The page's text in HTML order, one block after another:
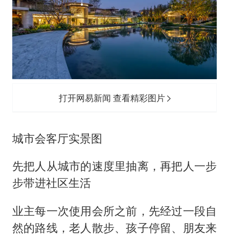
打开网易新闻 查看精彩图片
城市会客厅实景图
先把人从城市的速度里抽离，再把人一步
步带进社区生活
业主每一次使用会所之前，先经过一段自
然的路线，老人散步、孩子停留、朋友来